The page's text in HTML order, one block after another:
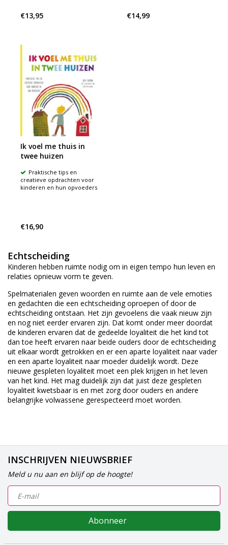
€13,95 €14,99
Ik voel me thuis in
twee huizen
Praktische tips en
creatieve opdrachten voor
kinderen en hun opvoeders
€16,90
Echtscheiding
Kinderen hebben ruimte nodig om in eigen tempo hun leven en
relaties opnieuw vorm te geven.
Spelmaterialen geven woorden en ruimte aan de vele emoties
en gedachten die een echtscheiding oproepen of door de
echtscheiding ontstaan. Het zijn gevoelens die vaak nieuw zijn
en nog niet eerder ervaren zijn. Dat komt onder meer doordat
de kinderen ervaren dat de gedeelde loyaliteit die het kind tot
dan toe heeft ervaren naar beide ouders door de echtscheiding
uit elkaar wordt getrokken en er een aparte loyaliteit naar vader
en een aparte loyaliteit naar moeder duidelijk wordt. Deze
nieuwe gespleten loyaliteit moet een plek krijgen in het leven
van het kind. Het mag duidelijk zijn dat juist deze gespleten
loyaliteit kwetsbaar is en met zorg door ouders en andere
belangrijke volwassene gerespecteerd moet worden.
INSCHRIJVEN NIEUWSBRIEF
Meld u nu aan en blijf op de hoogte!
Abonneer